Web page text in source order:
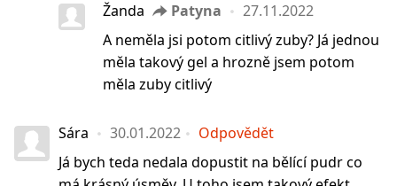
Žanda Patyna
27.11.2022
A neměla jsi potom citlivý zuby? Já jednou
měla takový gel a hrozně jsem potom
měla zuby citlivý
Sára 30.01.2022
Odpovědět
Já bych teda nedala dopustit na bělící pudr co